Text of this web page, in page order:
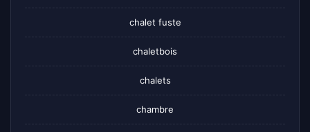
chalet fuste
chaletbois
chalets
chambre